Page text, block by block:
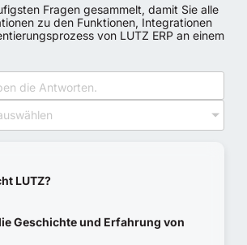
Fragen gesammelt, damit Sie alle
zu den Funktionen, Integrationen
von LUTZ ERP an einem
LUTZ?
Geschichte und Erfahrung von